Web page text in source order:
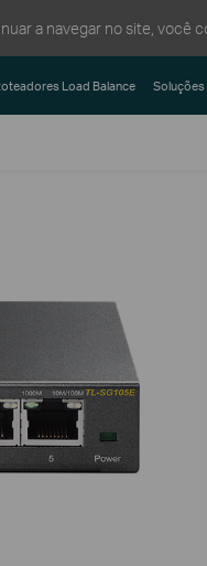
a navegar no site, você
Load Balance Soluções